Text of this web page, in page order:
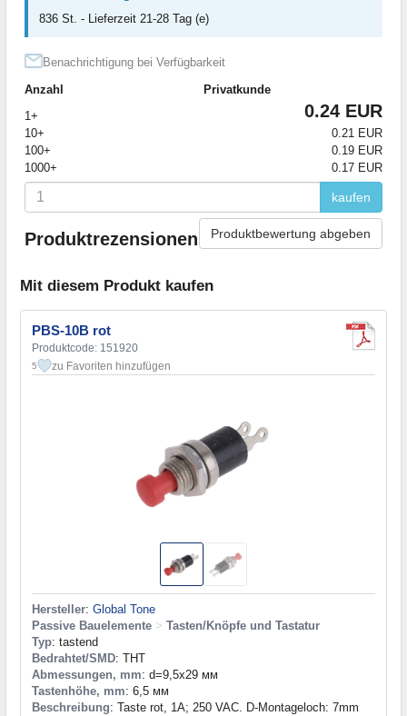
836 St. - Lieferzeit 21-28 Tag (e)
Benachrichtigung bei Verfügbarkeit
Anzahl
Privatkunde
1+
0.24 EUR
10+
0.21 EUR
100+
0.19 EUR
1000+
0.17 EUR
kaufen
Produktrezensionen Produktbewertung abgeben
Mit diesem Produkt kaufen
PBS-10B rot
Produktcode: 151920
5 zu Favoriten hinzufügen
Hersteller: Global Tone
Passive Bauelemente > Tasten/Knöpfe und Tastatur
Typ: tastend
Bedrahtet/SMD: THT
Abmessungen, mm: d=9,5x29 мм
Tastenhöhe, mm: 6,5 мм
Beschreibung: Taste rot, 1A; 250 VAC. D-Montageloch: 7mm